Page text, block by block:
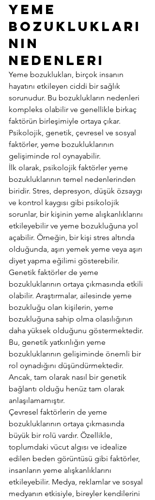
Yeme
Bozuklukları
nın
Nedenleri
Yeme bozuklukları, birçok insanın
hayatını etkileyen ciddi bir sağlık
sorunudur. Bu bozuklukların nedenleri
kompleks olabilir ve genellikle birkaç
faktörün birleşimiyle ortaya çıkar.
Psikolojik, genetik, çevresel ve sosyal
faktörler, yeme bozukluklarının
gelişiminde rol oynayabilir.
İlk olarak, psikolojik faktörler yeme
bozukluklarının temel nedenlerinden
biridir. Stres, depresyon, düşük özsaygı
ve kontrol kaygısı gibi psikolojik
sorunlar, bir kişinin yeme alışkanlıklarını
etkileyebilir ve yeme bozukluğuna yol
açabilir. Örneğin, bir kişi stres altında
olduğunda, aşırı yemek yeme veya aşırı
diyet yapma eğilimi gösterebilir.
Genetik faktörler de yeme
bozukluklarının ortaya çıkmasında etkili
olabilir. Araştırmalar, ailesinde yeme
bozukluğu olan kişilerin, yeme
bozukluğuna sahip olma olasılığının
daha yüksek olduğunu göstermektedir.
Bu, genetik yatkınlığın yeme
bozukluklarının gelişiminde önemli bir
rol oynadığını düşündürmektedir.
Ancak, tam olarak nasıl bir genetik
bağlantı olduğu henüz tam olarak
anlaşılamamıştır.
Çevresel faktörlerin de yeme
bozukluklarının ortaya çıkmasında
büyük bir rolü vardır. Özellikle,
toplumdaki vücut algısı ve idealize
edilen beden görüntüsü gibi faktörler,
insanların yeme alışkanlıklarını
etkileyebilir. Medya, reklamlar ve sosyal
medyanın etkisiyle, bireyler kendilerini